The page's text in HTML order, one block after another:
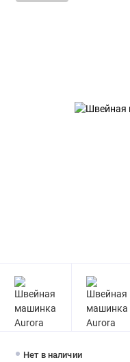
Нет в наличии